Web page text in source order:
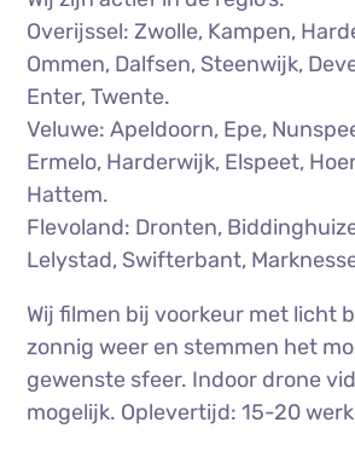
Overijssel: Zwolle, Kampen,
Ommen, Dalfsen, Steenwijk,
Enter, Twente.
Veluwe: Apeldoorn, Epe,
Ermelo, Harderwijk, Elspeet,
Hattem.
Flevoland: Dronten,
Lelystad, Swifterbant,
Wij filmen bij voorkeur met licht
zonnig weer en stemmen het
gewenste sfeer. Indoor drone
mogelijk. Oplevertijd: 15-20